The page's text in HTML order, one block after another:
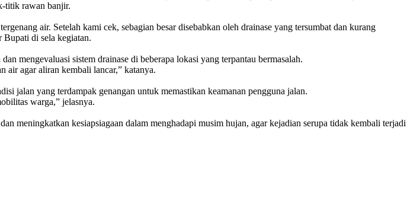
titik rawan banjir.
air. Setelah kami cek, sebagian besar disebabkan oleh drainase yang tersumbat dan kurang
Bupati di sela kegiatan.
mengevaluasi sistem drainase di beberapa lokasi yang terpantau bermasalah.
air agar aliran kembali lancar,” katanya.
jalan yang terdampak genangan untuk memastikan keamanan pengguna jalan.
warga,” jelasnya.
meningkatkan kesiapsiagaan dalam menghadapi musim hujan, agar kejadian serupa tidak kembali terjadi